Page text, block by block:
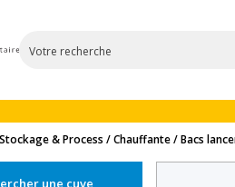
& Process / Chauffante / Bacs
une cuve